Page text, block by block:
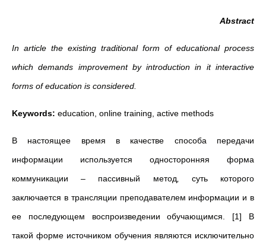
Abstract
In article the existing traditional form of educational process
which demands improvement by introduction in it interactive
forms of education is considered.
Keywords: education, online training, active methods
В настоящее время в качестве способа передачи
информации используется односторонняя форма
коммуникации – пассивный метод
суть которого
заключается в трансляции преподавателем информации и в
ее последующем воспроизведении обучающимся. [1] В
такой форме источником обучения являются исключительно